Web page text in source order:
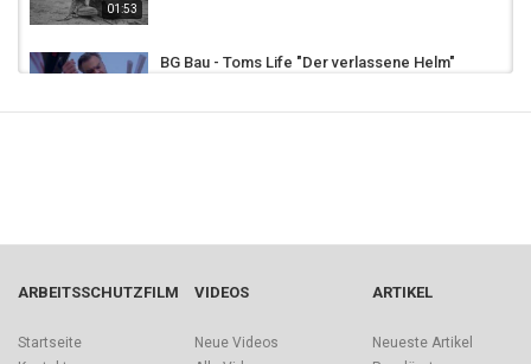
01:53
BG Bau - Toms Life "Der verlassene Helm"
01:18
Life Saving Rules | Straßenverkehr
Embrace Life - always wear your seat belt
ARBEITSSCHUTZFILM
Startseite
VIDEOS
Neue Videos
ARTIKEL
Neueste Artikel